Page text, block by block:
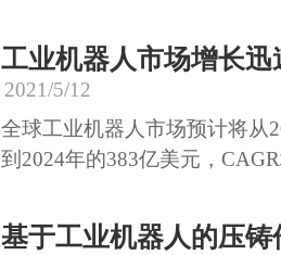
工业机器人市场增长迅
2021/5/12
全球工业机器人市场预计将从
到2024年的383亿美元，
基于工业机器人的压铸